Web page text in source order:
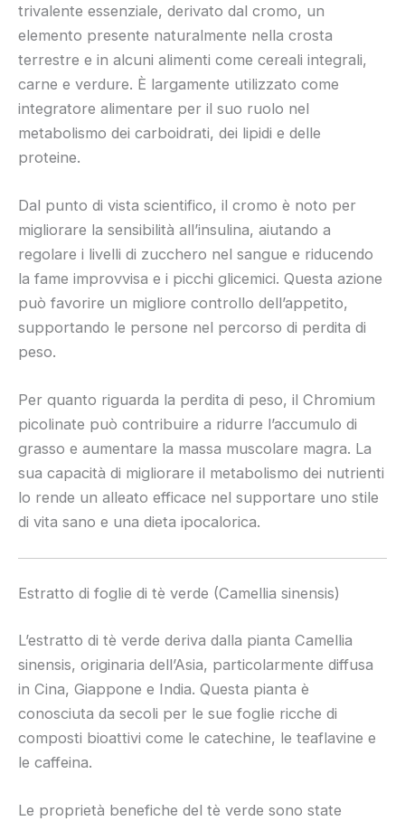
trivalente essenziale, derivato dal cromo, un
elemento presente naturalmente nella crosta
terrestre e in alcuni alimenti come cereali integrali,
carne e verdure. È largamente utilizzato come
integratore alimentare per il suo ruolo nel
metabolismo dei carboidrati, dei lipidi e delle
proteine.
Dal punto di vista scientifico, il cromo è noto per
migliorare la sensibilità all’insulina, aiutando a
regolare i livelli di zucchero nel sangue e riducendo
la fame improvvisa e i picchi glicemici. Questa azione
può favorire un migliore controllo dell’appetito,
supportando le persone nel percorso di perdita di
peso.
Per quanto riguarda la perdita di peso, il Chromium
picolinate può contribuire a ridurre l’accumulo di
grasso e aumentare la massa muscolare magra. La
sua capacità di migliorare il metabolismo dei nutrienti
lo rende un alleato efficace nel supportare uno stile
di vita sano e una dieta ipocalorica.
Estratto di foglie di tè verde (Camellia sinensis)
L’estratto di tè verde deriva dalla pianta Camellia
sinensis, originaria dell’Asia, particolarmente diffusa
in Cina, Giappone e India. Questa pianta è
conosciuta da secoli per le sue foglie ricche di
composti bioattivi come le catechine, le teaflavine e
le caffeina.
Le proprietà benefiche del tè verde sono state